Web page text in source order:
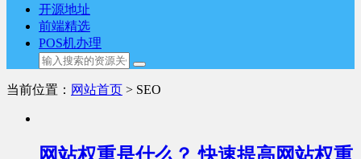
开源地址
前端精选
POS机办理
当前位置： 网站首页 > SEO
网站权重是什么？ 快速提高网站权重